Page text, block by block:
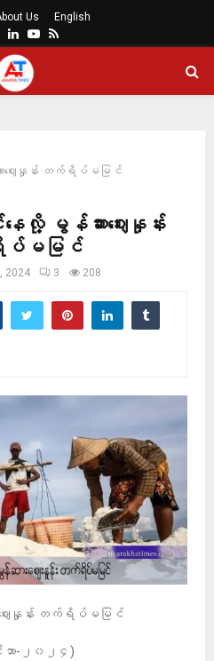
Us English
Twitter
LinkedinYoutube
Rss
းဈေးနှုန်း တက်ရိပ်မမြင်
ေလို့ မွန်ဆားဈေးနှုန်း
မမြင်
2024 3 208
ဈေးနှုန်း တက်ရိပ်မမြင်
ာ-၂၀၂၄)